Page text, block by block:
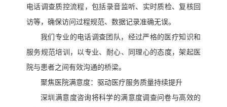
电话调查质控流程，包括录音监听、实时质检、复核回
访等，确保访问过程规范、数据记录准确无误。
我们专业的电话调查团队，经过严格的医疗知识和
服务规范培训，以专业、耐心、同理心的态度，架起医
院与患者之间有效沟通的桥梁。
聚焦医院满意度：驱动医疗服务质量持续提升
深圳满意度咨询将科学的满意度调查问卷与高效的